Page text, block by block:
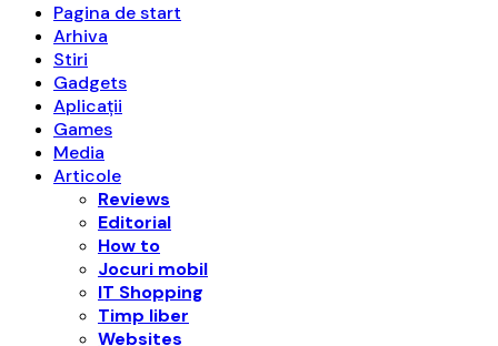
Pagina de start
Arhiva
Stiri
Gadgets
Aplicații
Games
Media
Articole
Reviews
Editorial
How to
Jocuri mobil
IT Shopping
Timp liber
Websites